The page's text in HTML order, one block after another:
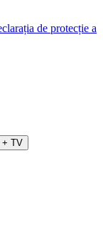
de protecție a
+ TV